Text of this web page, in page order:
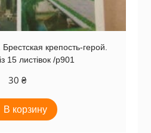
крепость-герой.
15 листівок /р901
30 ₴
В корзину